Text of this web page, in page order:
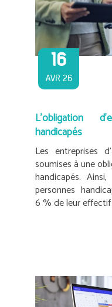
16
AVR 26
L’obligation
handicapés
Les entreprises
soumises à une
handicapés.
personnes
6 % de leur